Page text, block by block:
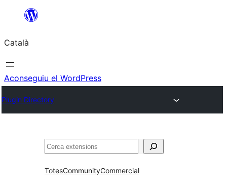
contingut
Català
Aconseguiu el WordPress
Plugin Directory
Cerca
TotesCommunityCommercial